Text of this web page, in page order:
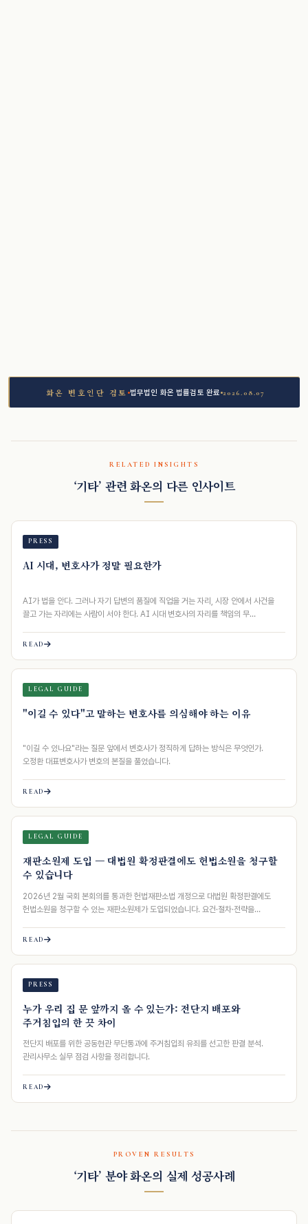
화온 변호인단 검토 법무법인 화온 법률검토 완료 2026.08.07
RELATED INSIGHTS
‘기타’ 관련 화온의 다른 인사이트
PRESS
AI 시대, 변호사가 정말 필요한가
AI가 법을 안다. 그러나 자기 답변의 품질에 직업을 거는 자리, 시장 안에서 사건을
끌고 가는 자리에는 사람이 서야 한다. AI 시대 변호사의 자리를 책임의 무…
READ
LEGAL GUIDE
"이길 수 있다"고 말하는 변호사를 의심해야 하는 이유
"이길 수 있나요"라는 질문 앞에서 변호사가 정직하게 답하는 방식은 무엇인가.
오정환 대표변호사가 변호의 본질을 풀었습니다.
READ
LEGAL GUIDE
재판소원제 도입 — 대법원 확정판결에도 헌법소원을 청구할
수 있습니다
2026년 2월 국회 본회의를 통과한 헌법재판소법 개정으로 대법원 확정판결에도
헌법소원을 청구할 수 있는 재판소원제가 도입되었습니다. 요건·절차·전략을
READ
PRESS
누가 우리 집 문 앞까지 올 수 있는가: 전단지 배포와
주거침입의 한 끗 차이
전단지 배포를 위한 공동현관 무단통과에 주거침입죄 유죄를 선고한 판결 분석.
관리사무소 실무 점검 사항을 정리합니다.
READ
PROVEN RESULTS
‘기타’ 분야 화온의 실제 성공사례